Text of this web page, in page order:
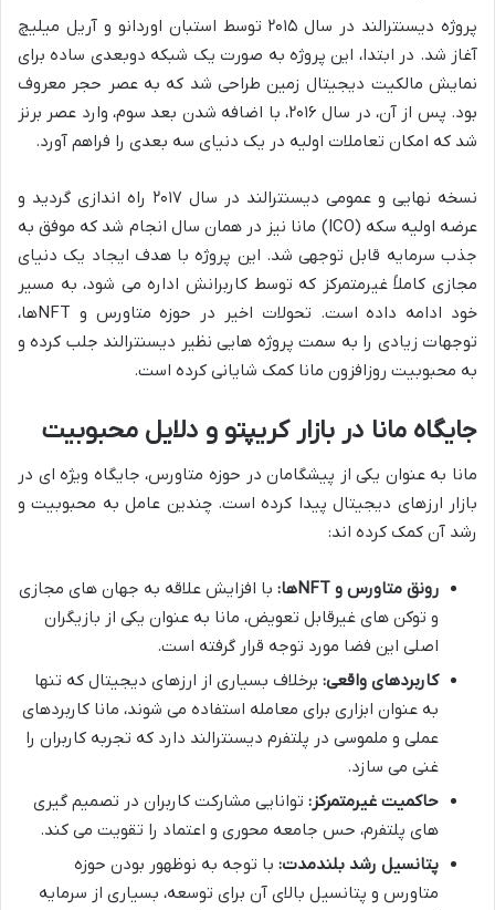
پروژه دیسنترالند در سال ۲۰۱۵ توسط استبان اوردانو و آریل میلیچ
آغاز شد. در ابتدا، این پروژه به صورت یک شبکه دوبعدی ساده برای
نمایش مالکیت دیجیتال زمین طراحی شد که به عصر حجر معروف
بود. پس از آن، در سال ۲۰۱۶، با اضافه شدن بعد سوم، وارد عصر برنز
شد که امکان تعاملات اولیه در یک دنیای سه بعدی را فراهم آورد.
نسخه نهایی و عمومی دیسنترالند در سال ۲۰۱۷ راه اندازی گردید و
عرضه اولیه سکه (ICO) مانا نیز در همان سال انجام شد که موفق به
جذب سرمایه قابل توجهی شد. این پروژه با هدف ایجاد یک دنیای
مجازی کاملاً غیرمتمرکز که توسط کاربرانش اداره می شود، به مسیر
خود ادامه داده است. تحولات اخیر در حوزه متاورس و NFTها،
توجهات زیادی را به سمت پروژه هایی نظیر دیسنترالند جلب کرده و
به محبوبیت روزافزون مانا کمک شایانی کرده است.
جایگاه مانا در بازار کریپتو و دلایل محبوبیت
مانا به عنوان یکی از پیشگامان در حوزه متاورس، جایگاه ویژه ای در
بازار ارزهای دیجیتال پیدا کرده است. چندین عامل به محبوبیت و
رشد آن کمک کرده اند:
رونق متاورس و NFTها:
با افزایش علاقه به جهان های مجازی
و توکن های غیرقابل تعویض، مانا به عنوان یکی از بازیگران
اصلی این فضا مورد توجه قرار گرفته است.
کاربردهای واقعی: برخلاف بسیاری از ارزهای دیجیتال که تنها
به عنوان ابزاری برای معامله استفاده می شوند، مانا کاربردهای
عملی و ملموسی در پلتفرم دیسنترالند دارد که تجربه کاربران را
غنی می سازد.
حاکمیت غیرمتمرکز: توانایی مشارکت کاربران در تصمیم گیری
های پلتفرم، حس جامعه محوری و اعتماد را تقویت می کند.
پتانسیل رشد بلندمدت: با توجه به نوظهور بودن حوزه
متاورس و پتانسیل بالای آن برای توسعه، بسیاری از سرمایه